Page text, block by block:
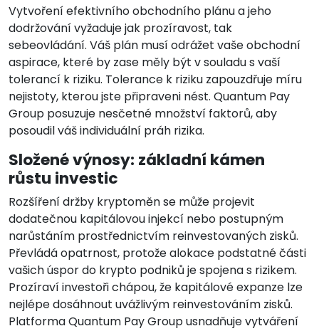
Vytvoření efektivního obchodního plánu a jeho
dodržování vyžaduje jak prozíravost, tak
sebeovládání. Váš plán musí odrážet vaše obchodní
aspirace, které by zase měly být v souladu s vaší
tolerancí k riziku. Tolerance k riziku zapouzdřuje míru
nejistoty, kterou jste připraveni nést. Quantum Pay
Group posuzuje nesčetné množství faktorů, aby
posoudil váš individuální práh rizika.
Složené výnosy: základní kámen
růstu investic
Rozšíření držby kryptoměn se může projevit
dodatečnou kapitálovou injekcí nebo postupným
narůstáním prostřednictvím reinvestovaných zisků.
Převládá opatrnost, protože alokace podstatné části
vašich úspor do krypto podniků je spojena s rizikem.
Prozíraví investoři chápou, že kapitálové expanze lze
nejlépe dosáhnout uvážlivým reinvestováním zisků.
Platforma Quantum Pay Group usnadňuje vytváření